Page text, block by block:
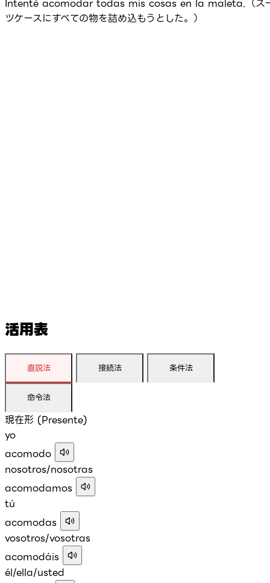
Intenté acomodar todas mis cosas en la maleta.（ス
ツケースにすべての物を詰め込もうとした。）
活用表
直説法 接続法 条件法
命令法
現在形 (Presente)
yo
acomodo
nosotros/nosotras
acomodamos
tú
acomodas
vosotros/vosotras
acomodáis
él/ella/usted